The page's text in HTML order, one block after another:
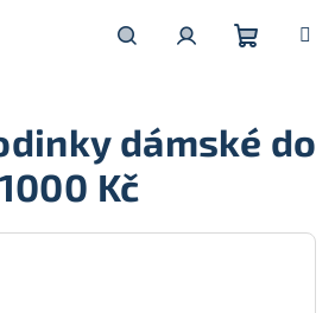
košík
dámské do
1000 Kč